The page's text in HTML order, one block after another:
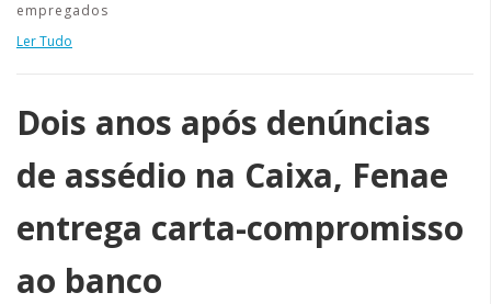
empregados
Ler Tudo
Dois anos após denúncias
de assédio na Caixa, Fenae
entrega carta-compromisso
ao banco